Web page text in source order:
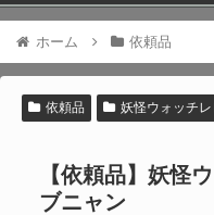
ホーム 依頼品
依頼品 妖怪ウォッチレ
【依頼品】妖怪
ブニャン